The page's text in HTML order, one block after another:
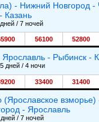
- Нижний Новгород -
Казань
/ 7 ночей
56100 52800
- Рыбинск -
дней / 4 ночи
33400 31400
- Ярославль
/ 7 ночей